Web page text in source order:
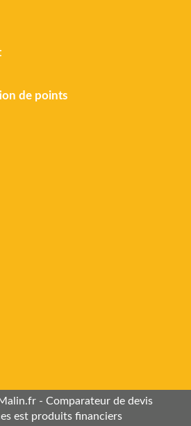
de points
- Comparateur de devis
est produits financiers